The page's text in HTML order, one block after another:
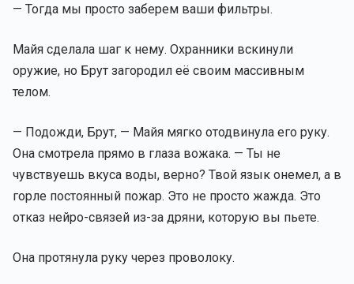
— Тогда мы просто заберем ваши фильтры.
Майя сделала шаг к нему. Охранники вскинули
оружие, но Брут загородил её своим массивным
телом.
— Подожди, Брут, — Майя мягко отодвинула его руку.
Она смотрела прямо в глаза вожака. — Ты не
чувствуешь вкуса воды, верно? Твой язык онемел, а в
горле постоянный пожар. Это не просто жажда. Это
отказ нейро-связей из-за дряни, которую вы пьете.
Она протянула руку через проволоку.